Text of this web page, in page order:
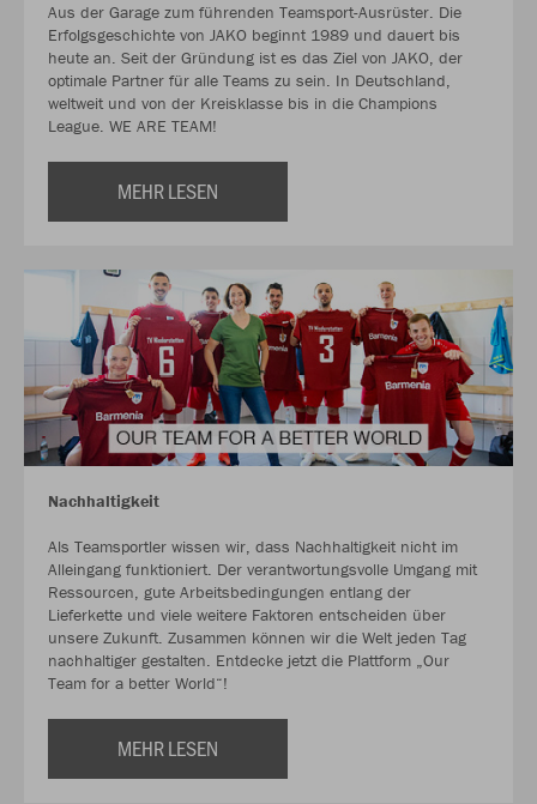
Aus der Garage zum führenden Teamsport-Ausrüster. Die
Erfolgsgeschichte von JAKO beginnt 1989 und dauert bis
heute an. Seit der Gründung ist es das Ziel von JAKO, der
optimale Partner für alle Teams zu sein. In Deutschland,
weltweit und von der Kreisklasse bis in die Champions
League. WE ARE TEAM!
MEHR LESEN
Nachhaltigkeit
Als Teamsportler wissen wir, dass Nachhaltigkeit nicht im
Alleingang funktioniert. Der verantwortungsvolle Umgang mit
Ressourcen, gute Arbeitsbedingungen entlang der
Lieferkette und viele weitere Faktoren entscheiden über
unsere Zukunft. Zusammen können wir die Welt jeden Tag
nachhaltiger gestalten. Entdecke jetzt die Plattform „Our
Team for a better World“!
MEHR LESEN